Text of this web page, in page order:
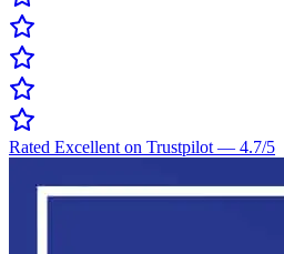
Rated Excellent on Trustpilot — 4.7/5